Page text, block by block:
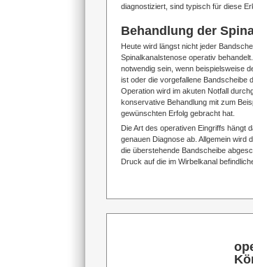
diagnostiziert, sind typisch für diese
Behandlung der
Heute wird längst nicht jeder
Spinalkanalstenose operativ
notwendig sein, wenn beispielsweise
ist oder die vorgefallene Bandscheibe
Operation wird im akuten Notfall
konservative Behandlung mit zum
gewünschten Erfolg gebracht hat.
Die Art des operativen Eingriffs hängt
genauen Diagnose ab. Allgemein wird
die überstehende Bandscheibe
Druck auf die im Wirbelkanal